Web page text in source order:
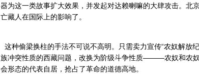
器为这一类故事扩大效果，并发起对达赖喇嘛的大肆攻击。北
亡藏人在国际上的影响了。
这种偷梁换柱的手法不可说不高明。只需卖力宣传“农奴解放
族冲突性质的西藏问题，改换为阶级斗争性质———农奴和农
会形态的代表自居，抢占了革命的道德高地。